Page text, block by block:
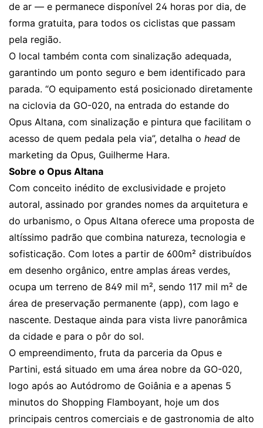
de ar — e permanece disponível 24 horas por dia, de
forma gratuita, para todos os ciclistas que passam
pela região.
O local também conta com sinalização adequada,
garantindo um ponto seguro e bem identificado para
parada. “O equipamento está posicionado diretamente
na ciclovia da GO-020, na entrada do estande do
Opus Altana, com sinalização e pintura que facilitam o
acesso de quem pedala pela via”, detalha o head de
marketing da Opus, Guilherme Hara.
Sobre o Opus Altana
Com conceito inédito de exclusividade e projeto
autoral, assinado por grandes nomes da arquitetura e
do urbanismo, o Opus Altana oferece uma proposta de
altíssimo padrão que combina natureza, tecnologia e
sofisticação. Com lotes a partir de 600m² distribuídos
em desenho orgânico, entre amplas áreas verdes,
ocupa um terreno de 849 mil m², sendo 117 mil m² de
área de preservação permanente (app), com lago e
nascente. Destaque ainda para vista livre panorâmica
da cidade e para o pôr do sol.
O empreendimento, fruta da parceria da Opus e
Partini, está situado em uma área nobre da GO-020,
logo após ao Autódromo de Goiânia e a apenas 5
minutos do Shopping Flamboyant, hoje um dos
principais centros comerciais e de gastronomia de alto